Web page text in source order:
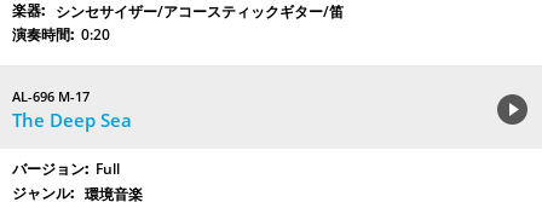
シンセサイザー/アコースティックギター/笛
0:20
AL-696 M-17
The Deep Sea
Full
環境音楽